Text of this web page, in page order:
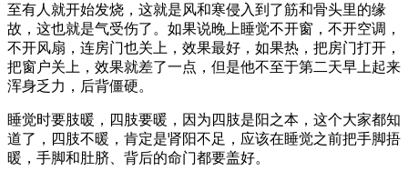
至有人就开始发烧，这就是风和寒侵入到了筋和骨头里的缘
故，这也就是气受伤了。如果说晚上睡觉不开窗，不开空调，
不开风扇，连房门也关上，效果最好，如果热，把房门打开，
把窗户关上，效果就差了一点，但是他不至于第二天早上起来
浑身乏力，后背僵硬。
睡觉时要肢暖，四肢要暖，因为四肢是阳之本，这个大家都知
道了，四肢不暖，肯定是肾阳不足，应该在睡觉之前把手脚捂
暖，手脚和肚脐、背后的命门都要盖好。